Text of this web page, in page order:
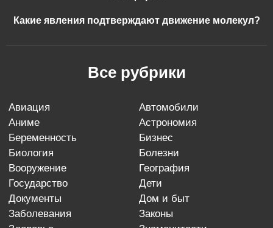
Какие явления подтверждают движение молекул?
Все рубрики
авиация
автомобили
аниме
астрономия
беременность
бизнес
биология
болезни
вооружение
география
государство
дети
документы
дом и быт
заболевания
законы